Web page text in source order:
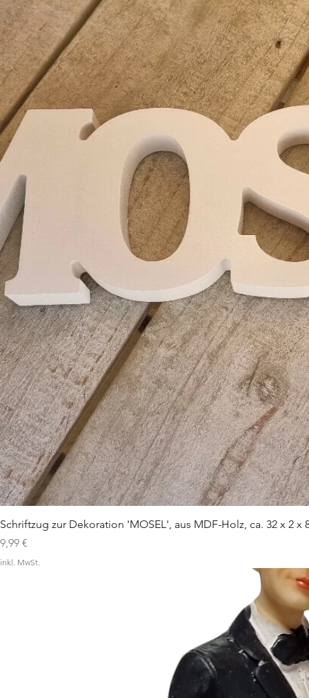
Schriftzug zur Dekoration 'MOSEL', aus MDF-Holz, ca. 32 x 2 x
Preis
9,99 €
inkl. MwSt.